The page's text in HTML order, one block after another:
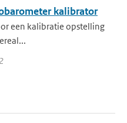
kalibrator
een kalibratie opstelling